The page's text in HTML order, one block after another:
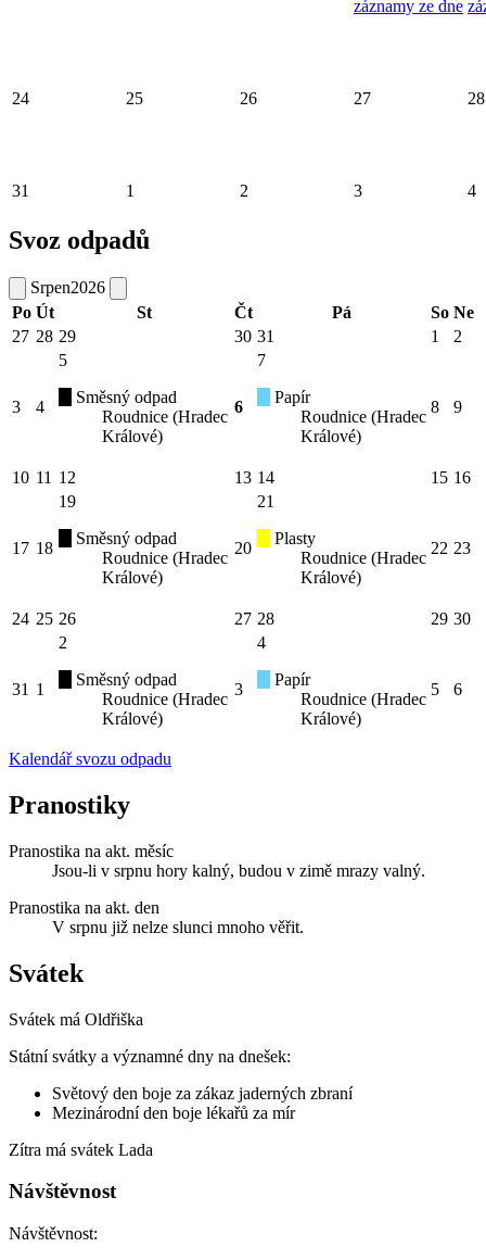
záznamy ze dne
24 25 26 27 28
31 1 2 3 4
Svoz odpadů
Srpen2026
Po Út St Čt Pá So Ne
27 28 29 30 31 1 2
3 4
5
Směsný odpad
Roudnice (Hradec
Králové)
6
7
Papír
Roudnice (Hradec
Králové)
8 9
10 11 12 13 14 15 16
17 18
19
Směsný odpad
Roudnice (Hradec
Králové)
20
21
Plasty
Roudnice (Hradec
Králové)
22 23
24 25 26 27 28 29 30
31 1
2
Směsný odpad
Roudnice (Hradec
Králové)
3
4
Papír
Roudnice (Hradec
Králové)
5 6
Kalendář svozu odpadu
Pranostiky
Pranostika na akt. měsíc
Jsou-li v srpnu hory kalný, budou v zimě mrazy valný.
Pranostika na akt. den
V srpnu již nelze slunci mnoho věřit.
Svátek
Svátek má Oldřiška
Státní svátky a významné dny na dnešek:
Světový den boje za zákaz jaderných zbraní
Mezinárodní den boje lékařů za mír
Zítra má svátek Lada
Návštěvnost
Návštěvnost: